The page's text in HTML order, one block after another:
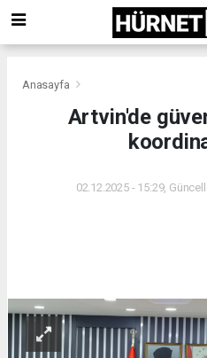
Anasayfa
Artvin'de
02.12.2025 - 15:29,